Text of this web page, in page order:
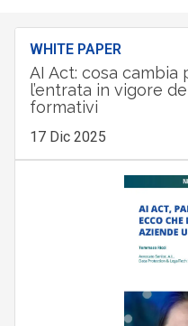
WHITE PAPER
AI Act: cosa
l’entrata in vigore
formativi
17 Dic 2025